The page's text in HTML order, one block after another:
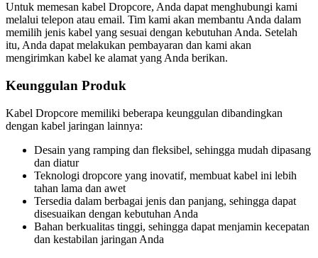
Untuk memesan kabel Dropcore, Anda dapat menghubungi kami
melalui telepon atau email. Tim kami akan membantu Anda dalam
memilih jenis kabel yang sesuai dengan kebutuhan Anda. Setelah
itu, Anda dapat melakukan pembayaran dan kami akan
mengirimkan kabel ke alamat yang Anda berikan.
Keunggulan Produk
Kabel Dropcore memiliki beberapa keunggulan dibandingkan
dengan kabel jaringan lainnya:
Desain yang ramping dan fleksibel, sehingga mudah dipasang
dan diatur
Teknologi dropcore yang inovatif, membuat kabel ini lebih
tahan lama dan awet
Tersedia dalam berbagai jenis dan panjang, sehingga dapat
disesuaikan dengan kebutuhan Anda
Bahan berkualitas tinggi, sehingga dapat menjamin kecepatan
dan kestabilan jaringan Anda